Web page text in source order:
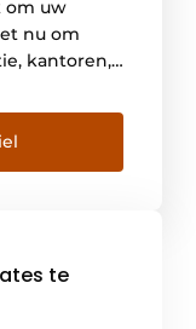
om uw
nu om
kantoren,
heeft
te